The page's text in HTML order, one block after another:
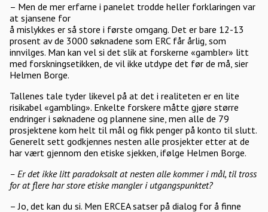
– Men de mer erfarne i panelet trodde heller forklaringen var
at sjansene for
å mislykkes er så store i første omgang. Det er bare 12-13
prosent av de 3000 søknadene som ERC får årlig, som
innvilges. Man kan vel si det slik at forskerne «gambler» litt
med forskningsetikken, de vil ikke utdype det før de må, sier
Helmen Borge.
Tallenes tale tyder likevel på at det i realiteten er en lite
risikabel «gambling». Enkelte forskere måtte gjøre større
endringer i søknadene og plannene sine, men alle de 79
prosjektene kom helt til mål og fikk penger på konto til slutt.
Generelt sett godkjennes nesten alle prosjekter etter at de
har vært gjennom den etiske sjekken, ifølge Helmen Borge.
– Er det ikke litt paradoksalt at nesten alle kommer i mål, til tross
for at flere har store etiske mangler i utgangspunktet?
– Jo, det kan du si. Men ERCEA satser på dialog for å finne